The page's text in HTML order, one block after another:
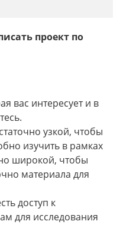
проект по
вас интересует и в
узкой, чтобы
изучить в рамках
широкой, чтобы
материала для
доступ к
для исследования